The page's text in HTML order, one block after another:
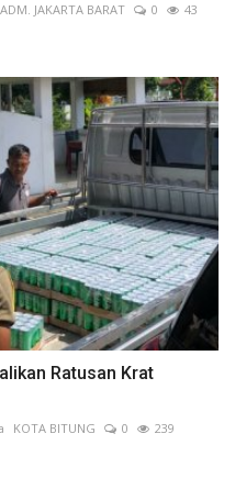
JAKARTA BARAT 0
43
Ratusan Krat
KOTA BITUNG 0
239